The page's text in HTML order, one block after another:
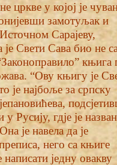
цркве у којој је
замотуљак и
Сарајеву,
је Свети Сава био не
књига
“Ову књигу је
је најбоље за српску
Русију, гдје је
је навела да је
него са књиге
једну овакву